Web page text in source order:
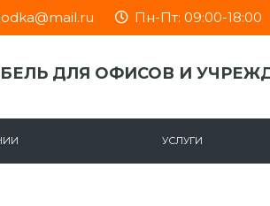
Пн-Пт: 09:00-18:00
ДЛЯ ОФИСОВ И
УСЛУГИ